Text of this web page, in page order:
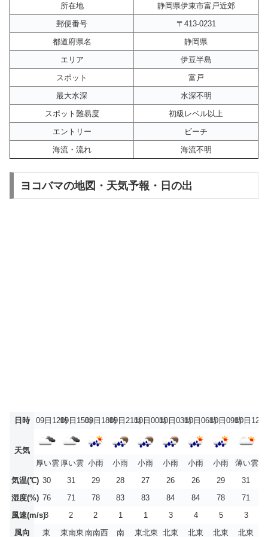
所在地
静岡県伊東市富戸近郊
郵便番号
〒413-0231
都道府県名
静岡県
エリア
伊豆半島
スポット
富戸
最大水深
水深不明
スポット難易度
初級レベル以上
エントリー
ビーチ
海流・流れ
海流不明
ヨコバマの地図・天気予報・日の出
日時 09日12時09日15時09日18時09日21時10日00時10日03時10日06時10日09時10日12時
天気
厚い雲 厚い雲 小雨 小雨 小雨 小雨 小雨 小雨
薄い雲
気温(℃) 30 31 29 28 27 26 26 29
31
湿度(%) 76 71 78 83 83 84 84 78
71
風速(m/s)3 2 2 1 1 3 4 5
3
風向
東 東南東 南南西 南 東北東 北東 北東 北東 北東